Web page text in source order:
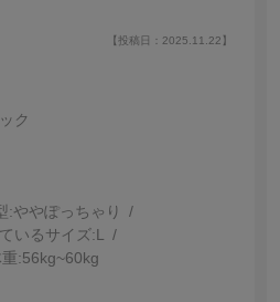
【投稿日：2025.11.22】
ク
:ぽっちゃり
いるサイズ:L
:56kg~60kg